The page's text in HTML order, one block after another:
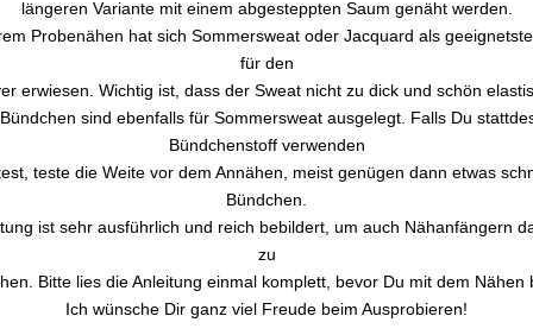
längeren Variante mit einem abgesteppten Saum genäht werden.
Probenähen hat sich Sommersweat oder Jacquard als
für den
erwiesen. Wichtig ist, dass der Sweat nicht zu dick und schön
sind ebenfalls für Sommersweat ausgelegt. Falls Du
Bündchenstoff verwenden
teste die Weite vor dem Annähen, meist genügen dann etwas
Bündchen.
ist sehr ausführlich und reich bebildert, um auch Nähanfängern
zu
Bitte lies die Anleitung einmal komplett, bevor Du mit dem Nähen
Ich wünsche Dir ganz viel Freude beim Ausprobieren!